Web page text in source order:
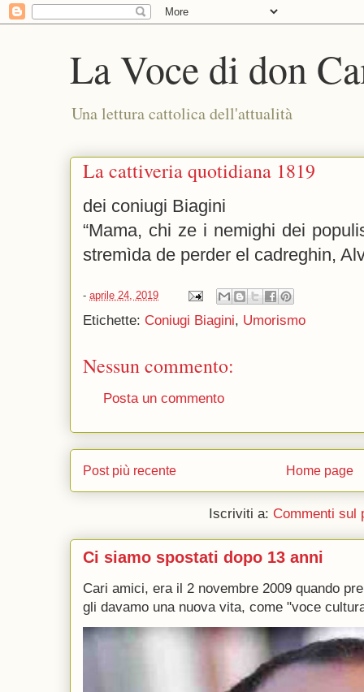
La Voce di don
Una lettura cattolica dell'attualità
La cattiveria quotidiana 1819
dei coniugi Biagini
“Mama, chi ze i nemighi dei
stremìda de perder el cadreghin,
- aprile 24, 2019
Etichette: Coniugi Biagini, Umorismo
Nessun commento:
Posta un commento
Post più recente Home page
Iscriviti a: Commenti sul
Ci siamo spostati dopo 13 anni
Cari amici, era il 2 novembre 2009 quando
gli davamo una nuova vita, come "voce